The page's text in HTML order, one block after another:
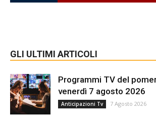
GLI ULTIMI ARTICOLI
Programmi TV del
venerdì 7 agosto 2026
Anticipazioni Tv 7 Agosto 2026